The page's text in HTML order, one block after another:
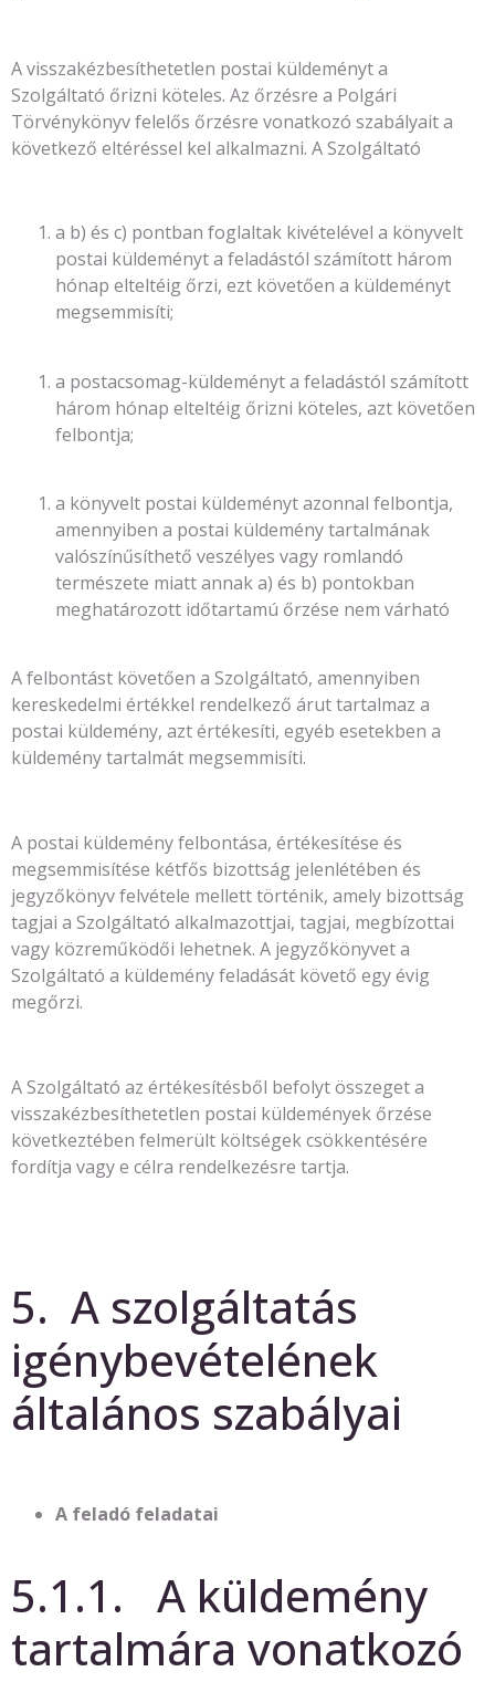
A visszakézbesíthetetlen postai küldeményt a
Szolgáltató őrizni köteles. Az őrzésre a Polgári
Törvénykönyv felelős őrzésre vonatkozó szabályait a
következő eltéréssel kel alkalmazni. A Szolgáltató
a b) és c) pontban foglaltak kivételével a könyvelt
postai küldeményt a feladástól számított három
hónap elteltéig őrzi, ezt követően a küldeményt
megsemmisíti;
a postacsomag-küldeményt a feladástól számított
három hónap elteltéig őrizni köteles, azt követően
felbontja;
a könyvelt postai küldeményt azonnal felbontja,
amennyiben a postai küldemény tartalmának
valószínűsíthető veszélyes vagy romlandó
természete miatt annak a) és b) pontokban
meghatározott időtartamú őrzése nem várható
A felbontást követően a Szolgáltató, amennyiben
kereskedelmi értékkel rendelkező árut tartalmaz a
postai küldemény, azt értékesíti, egyéb esetekben a
küldemény tartalmát megsemmisíti.
A postai küldemény felbontása, értékesítése és
megsemmisítése kétfős bizottság jelenlétében és
jegyzőkönyv felvétele mellett történik, amely bizottság
tagjai a Szolgáltató alkalmazottjai, tagjai, megbízottai
vagy közreműködői lehetnek. A jegyzőkönyvet a
Szolgáltató a küldemény feladását követő egy évig
megőrzi.
A Szolgáltató az értékesítésből befolyt összeget a
visszakézbesíthetetlen postai küldemények őrzése
következtében felmerült költségek csökkentésére
fordítja vagy e célra rendelkezésre tartja.
5. A szolgáltatás
igénybevételének
általános szabályai
A feladó feladatai
5.1.1. A küldemény
tartalmára vonatkozó